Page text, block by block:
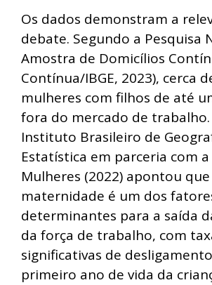
Os dados demonstram a
debate. Segundo a Pesquisa
Amostra de Domicílios
Contínua/IBGE, 2023), cerca
mulheres com filhos de até
fora do mercado de
Instituto Brasileiro de
Estatística em parceria com a
Mulheres (2022) apontou que
maternidade é um dos
determinantes para a saída
da força de trabalho, com
significativas de
primeiro ano de vida da